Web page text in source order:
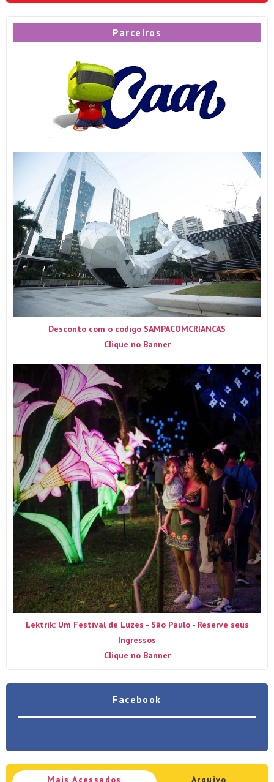
Parceiros
Desconto com o código SAMPACOMCRIANCAS
Clique no Banner
Lektrik: Um Festival de Luzes - São Paulo - Reserve seus
Ingressos
Clique no Banner
Facebook
Mais Acessados Arquivo